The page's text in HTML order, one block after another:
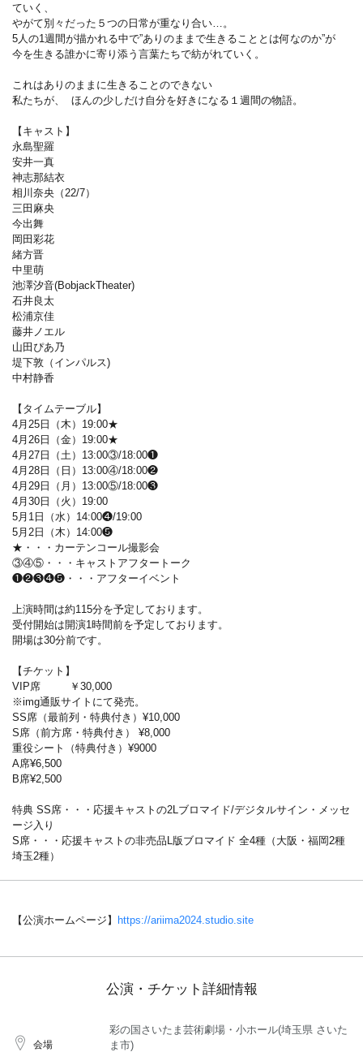
ていく、
やがて別々だった５つの日常が重なり合い…。
5人の1週間が描かれる中で”ありのままで生きることとは何なのか”が
今を生きる誰かに寄り添う言葉たちで紡がれていく。
これはありのままに生きることのできない
私たちが、 ほんの少しだけ自分を好きになる１週間の物語。
【キャスト】
永島聖羅
安井一真
神志那結衣
相川奈央（22/7）
三田麻央
今出舞
岡田彩花
緒方晋
中里萌
池澤汐音(BobjackTheater)
石井良太
松浦京佳
藤井ノエル
山田ぴあ乃
堤下敦（インパルス)
中村静香
【タイムテーブル】
4月25日（木）19:00★
4月26日（金）19:00★
4月27日（土）13:00③/18:00❶
4月28日（日）13:00④/18:00❷
4月29日（月）13:00⑤/18:00❸
4月30日（火）19:00
5月1日（水）14:00❹/19:00
5月2日（木）14:00❺
★・・・カーテンコール撮影会
③④⑤・・・キャストアフタートーク
❶❷❸❹❺・・・アフターイベント
上演時間は約115分を予定しております。
受付開始は開演1時間前を予定しております。
開場は30分前です。
【チケット】
VIP席 ￥30,000
※img通販サイトにて発売。
SS席（最前列・特典付き）¥10,000
S席（前方席・特典付き） ¥8,000
重役シート（特典付き）¥9000
A席¥6,500
B席¥2,500
特典 SS席・・・応援キャストの2Lブロマイド/デジタルサイン・メッセ
ージ入り
S席・・・応援キャストの非売品L版ブロマイド 全4種（大阪・福岡2種
埼玉2種）
【公演ホームページ】 https://ariima2024.studio.site
公演・チケット詳細情報
会場
彩の国さいたま芸術劇場・小ホール(埼玉県 さいた
ま市)